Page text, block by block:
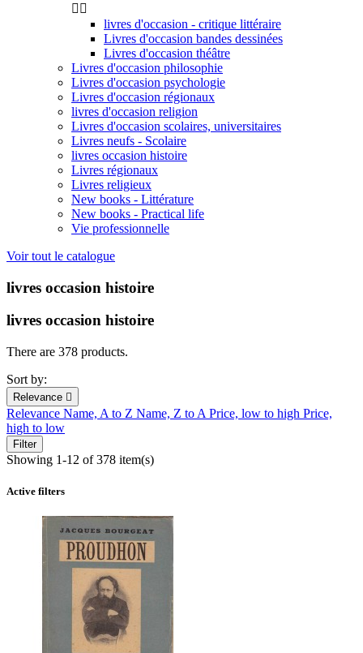
 
livres d'occasion - critique littéraire
Livres d'occasion bandes dessinées
Livres d'occasion théâtre
Livres d'occasion philosophie
Livres d'occasion psychologie
Livres d'occasion régionaux
livres d'occasion religion
Livres d'occasion scolaires, universitaires
Livres neufs - Scolaire
livres occasion histoire
Livres régionaux
Livres religieux
New books - Littérature
New books - Practical life
Vie professionnelle
Voir tout le catalogue
livres occasion histoire
livres occasion histoire
There are 378 products.
Sort by:
Relevance 
Relevance Name, A to Z Name, Z to A Price, low to high Price,
high to low
Filter
Showing 1-12 of 378 item(s)
Active filters